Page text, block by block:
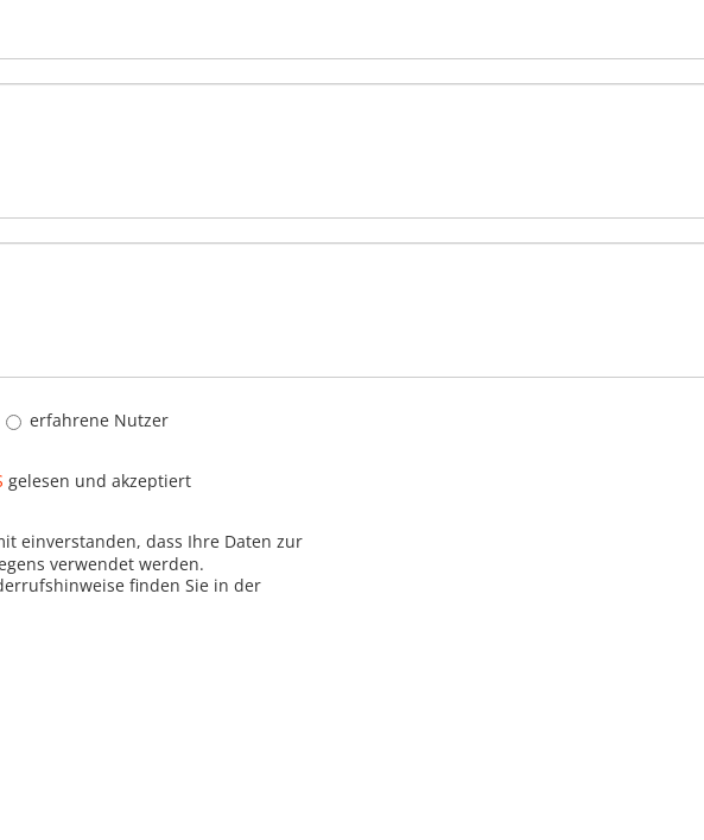
erfahrene Nutzer
gelesen und akzeptiert
einverstanden, dass Ihre Daten zur
verwendet werden.
finden Sie in der